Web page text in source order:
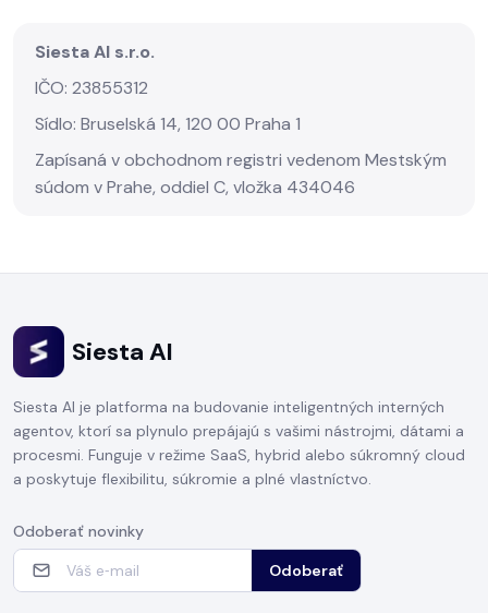
Siesta AI s.r.o.
IČO: 23855312
Sídlo: Bruselská 14, 120 00 Praha 1
Zapísaná v obchodnom registri vedenom Mestským
súdom v Prahe, oddiel C, vložka 434046
Siesta AI
Siesta AI je platforma na budovanie inteligentných interných
agentov, ktorí sa plynulo prepájajú s vašimi nástrojmi, dátami a
procesmi. Funguje v režime SaaS, hybrid alebo súkromný cloud
a poskytuje flexibilitu, súkromie a plné vlastníctvo.
Odoberať novinky
Odoberať